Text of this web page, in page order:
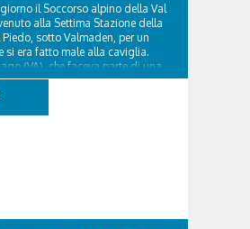
il Soccorso alpino della Val
alla Settima Stazione della
sotto Valmaden, per un
si era fatto male alla caviglia.
(VA), che faceva parte di una
riportato un trauma...